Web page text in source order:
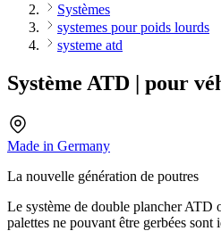
Systèmes
systemes pour poids lourds
systeme atd
Système ATD | pour
Made in Germany
La nouvelle génération de poutres
Le système de double plancher ATD
palettes ne pouvant être gerbées sont